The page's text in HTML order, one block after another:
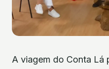
A viagem do Conta Lá